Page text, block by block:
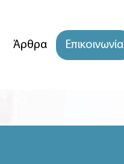
Άρθρα Επικοινωνία